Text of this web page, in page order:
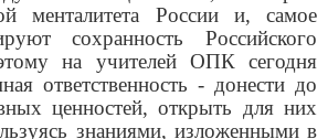
менталитета России и, самое
сохранность Российского
на учителей ОПК сегодня
ответственность - донести до
ценностей, открыть для них
знаниями, изложенными в